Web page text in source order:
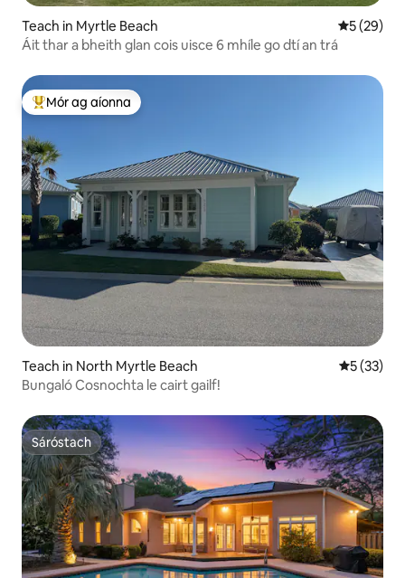
Teach in Myrtle Beach
5 (29)
Áit thar a bheith glan cois uisce 6 mhíle go dtí an trá
An-mhór ag aíonna
Mór ag aíonna
Teach in North Myrtle Beach
5 (33)
Bungaló Cosnochta le cairt gailf!
Sáróstach
Sáróstach